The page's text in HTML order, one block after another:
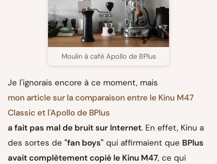
Moulin à café Apollo de BPlus
Je l'ignorais encore à ce moment, mais
mon article sur la comparaison entre le Kinu M47
Classic et l'Apollo de BPlus
a fait pas mal de bruit sur Internet. En effet, Kinu a
des sortes de "fan boys" qui affirmaient que BPlus
avait complètement copié le Kinu M47, ce qui